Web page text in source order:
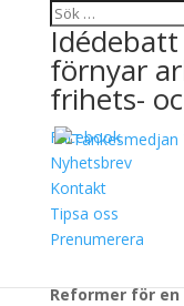
förnyar
frihets-
Facebook
Nyhetsbrev
Kontakt
Tipsa oss
Prenumerera
Alla ska
2 oktober, 2020
Reformer för